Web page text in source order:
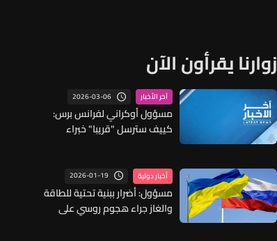
زوارنا يقرأون الآن
آخر الأخبار 2026-03-06
مسؤول أوكراني لفرانس برس:
كييف سترسل "قريبا" خبراء
أخبار دولية 2026-01-19
مسؤول: أضرار ببنية تحتية للطاقة
والغاز جراء هجوم روسي على